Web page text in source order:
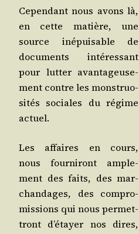
Cepen­dant nous avons là,
en cette matière, une
source inépui­sable de
docu­ments inté­res­sant
pour lut­ter avan­ta­geu­se­
ment contre les mons­truo­
si­tés sociales du régime
actuel.
Les affaires en cours,
nous four­ni­ront ample­
ment des faits, des mar­
chan­dages, des com­pro­
mis­sions qui nous per­met­
tront d’é­tayer nos dires,